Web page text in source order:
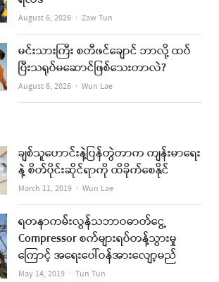
August 6, 2026 Author
Zaw Tun
မင်းသားကြီး စတီဖင်ချောင် ဘာလို့ ထပ်
ပြီးသရုပ်မဆောင်ဖြစ်သေးတာလဲ?
August 6, 2026 Author
Wun Lae
ချစ်သူဟောင်းနဲ့ပြန်တွဲတာက ကျန်းမာရေး
နဲ့ စိတ်ပိုင်းဆိုင်ရာကို ထိခိုက်စေနိုင်
March 11, 2019 Author
Wun Lae
ရတနာကမ်းလွန်သဘာဝဓာတ်ငွေ့
Compressor စက်များရပ်တန့်သွားမှု
ကြောင့် အရေးပေါ်ဝန်အားလျော့မည်
May 14, 2019 Author
Tun Tun